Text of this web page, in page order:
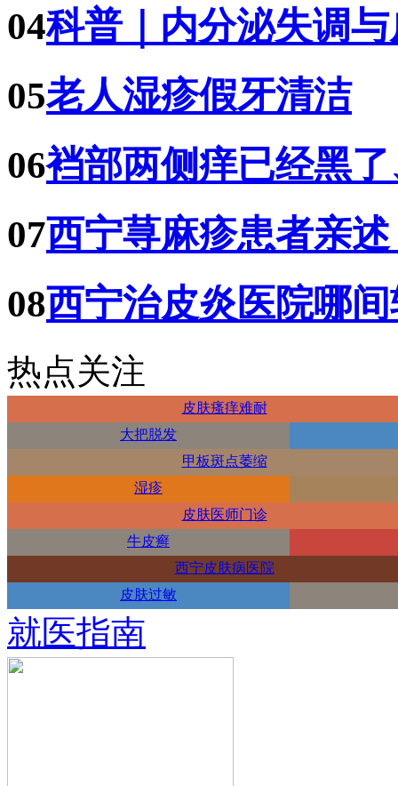
04科普｜内分泌失调
05老人湿疹假牙清洁
06裆部两侧痒已经黑
07西宁荨麻疹患者亲
08西宁治皮炎医院哪
热点关注
皮肤瘙痒难耐
大把脱发
甲板斑点萎缩
湿疹
皮肤医师门诊
牛皮癣
西宁皮肤病医院
皮肤过敏
就医指南